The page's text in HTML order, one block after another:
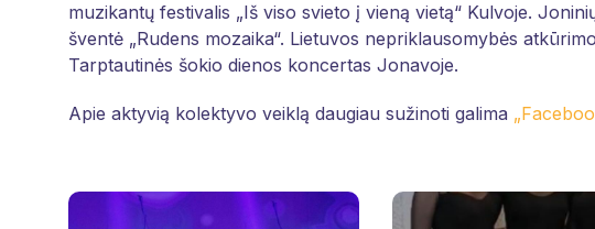
muzikantų festivalis „Iš viso svieto į vieną vietą“ Kulvoje.
šventė „Rudens mozaika“. Lietuvos nepriklausomybės
Tarptautinės šokio dienos koncertas Jonavoje.
Apie aktyvią kolektyvo veiklą daugiau sužinoti galima